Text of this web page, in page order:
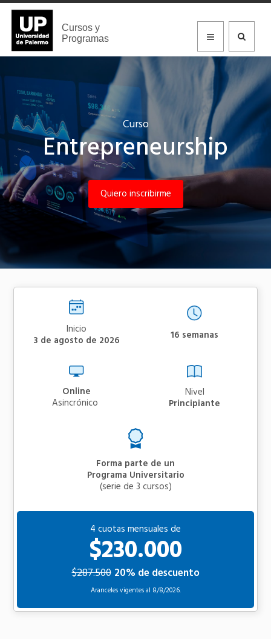
Cursos y
Programas
Curso
Entrepreneurship
Quiero inscribirme
Inicio
3 de agosto de 2026 16 semanas
Online
asincrónico
Nivel
Principiante
Forma parte de un
Programa Universitario
(serie de 3 cursos)
4 cuotas mensuales de
$230.000
$287.500 20% de descuento
Aranceles vigentes al 8/8/2026.